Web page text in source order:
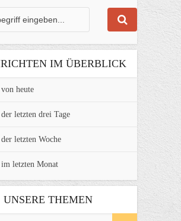
IM ÜBERBLICK
heute
letzten drei Tage
letzten Woche
letzten Monat
UNSERE THEMEN